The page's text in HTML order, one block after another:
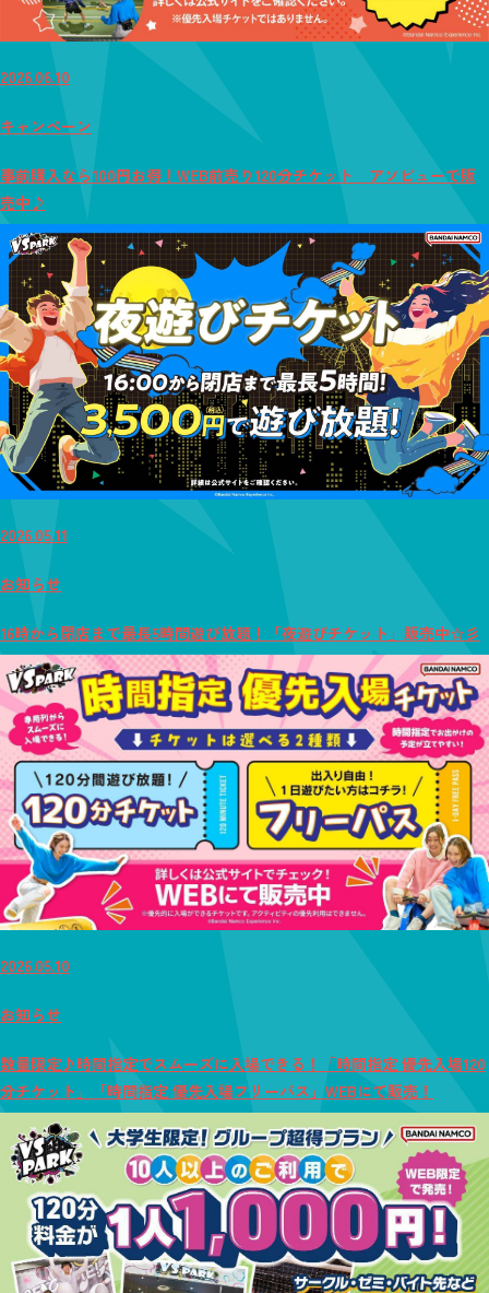
2026.06.10
キャンペーン
事前購入なら100円お得！WEB前売り120分チケット アソビューで販
売中♪
2026.05.11
お知らせ
16時から閉店まで最長5時間遊び放題！「夜遊びチケット」販売中☆彡
2026.05.10
お知らせ
数量限定♪時間指定でスムーズに入場できる！「時間指定 優先入場120
分チケット」「時間指定 優先入場フリーパス」WEBにて販売！